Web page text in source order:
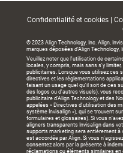
Confidentialité et cookies
© 2023 Align Technology, Inc. Align,
marques déposées d’Align Technology,
Veuillez noter que l'utilisation de
locales, y compris, mais sans s'y
publicitaires. Lorsque vous utilisez ces
directives et les réglementations
faisant un usage quel qu'il soit de ces
des logos ou d'autres visuels), vous
publicitaire d'Align Technology et des
appelées « Directives d'utilisation des
système Invisalign »), qui se trouvent
formulaires et glossaires). Si vous
aligners transparents Invisalign dans
supports marketing sera entièrement à
est accordée par Align. Si vous
consentez alors par la présente à
réclamations ou éléments similaires en